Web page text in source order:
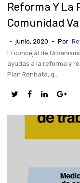
Reforma Y La
Comunidad
- junio, 2020 - Por
El concejal de
ayudas a la reforma y
Plan Renhata, q...